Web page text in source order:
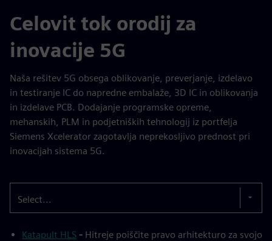
Celovit tok orodij za
inovacije 5G
Naša rešitev 5G obsega oblikovanje, preverjanje, izdelavo
in testiranje IC do napredne embalaže, 3D IC in oblikovanja
in izdelave PCB. Dodajanje programske opreme,
mehanskih, PLM in podjetniških tehnologij iz portfelja
Siemens Xcelerator zagotavlja neprekosljivo prednost pri
inovacijah sistema 5G.
Select...
Katapult HLS - Hitreje poiščite pravo arhitekturo za svojo